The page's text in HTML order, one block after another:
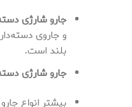
جارو شارژی
و جاروی
بلند است.
جارو شارژی
بیشتر انواع